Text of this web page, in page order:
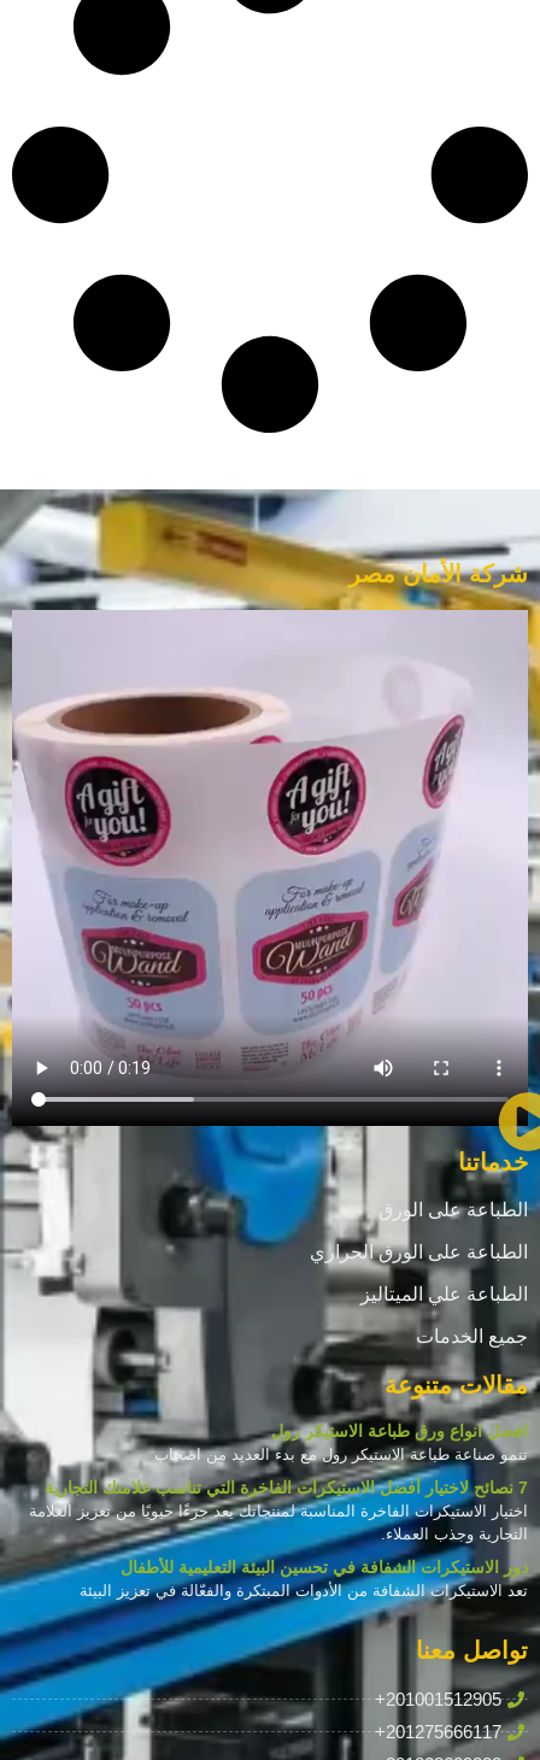
شركة الأمان مصر
خدماتنا
الطباعة على الورق
الطباعة على الورق الحراري
الطباعة علي الميتاليز
جميع الخدمات
مقالات متنوعة
افضل انواع ورق طباعة الاستيكر رول
تنمو صناعة طباعة الاستيكر رول مع بدء العديد من اصحاب
7 نصائح لاختيار أفضل الاستيكرات الفاخرة التي تناسب علامتك التجارية
اختيار الاستيكرات الفاخرة المناسبة لمنتجاتك يعد جزءًا حيويًا من تعزيز العلامة
التجارية وجذب العملاء.
دور الاستيكرات الشفافة في تحسين البيئة التعليمية للأطفال
تعد الاستيكرات الشفافة من الأدوات المبتكرة والفعّالة في تعزيز البيئة
تواصل معنا
+201001512905
+201275666117